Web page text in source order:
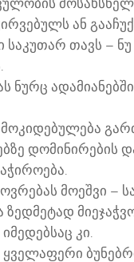
ან
თავს – ნუ
ნურც
დომინირების
მოეშვი –
კი.
ყველაფერი